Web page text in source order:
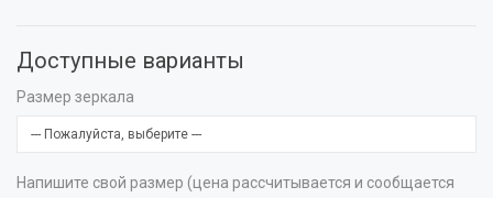
Доступные варианты
Размер зеркала
Напишите свой размер (цена рассчитывается и сообщается